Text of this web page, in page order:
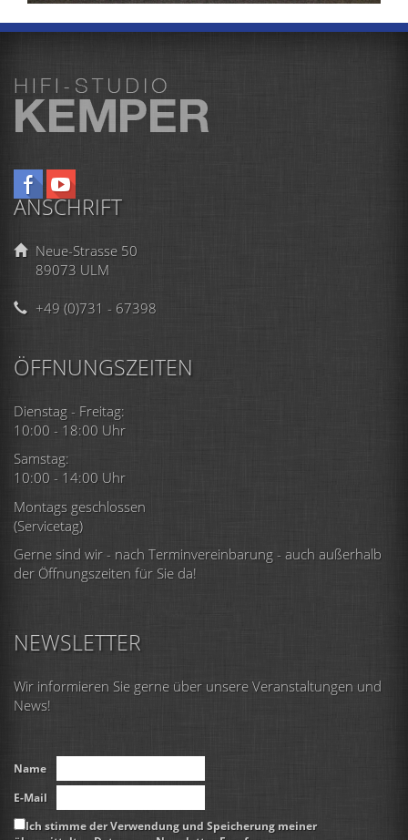
ANSCHRIFT
Neue-Strasse 50
89073 ULM
+49 (0)731 - 67398
ÖFFNUNGSZEITEN
Dienstag - Freitag:
10:00 - 18:00 Uhr
Samstag:
10:00 - 14:00 Uhr
Montags geschlossen
(Servicetag)
Gerne sind wir - nach Terminvereinbarung - auch außerhalb
der Öffnungszeiten für Sie da!
NEWSLETTER
Wir informieren Sie gerne über unsere Veranstaltungen und
News!
Name
E-Mail
Ich stimme der Verwendung und Speicherung meiner